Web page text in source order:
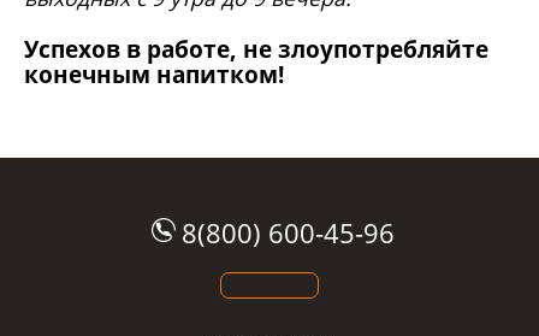
Успехов в работе, не злоупотребляйте
конечным напитком!
8(800) 600-45-96